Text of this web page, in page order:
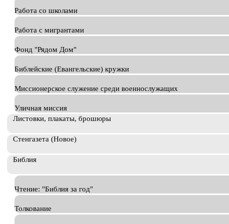
Работа со школами
Работа с мигрантами
Фонд "Рядом Дом"
Библейские (Евангельские) кружки
Миссионерское служение среди военнослужащих
Уличная миссия
Листовки, плакаты, брошюры
Стенгазета (Новое)
Библия
Чтение: "Библия за год"
Толкование